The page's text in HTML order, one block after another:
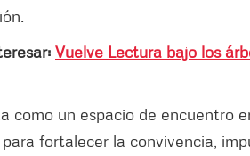
Vuelve Lectura bajo los
como un espacio de encuentro
fortalecer la convivencia,